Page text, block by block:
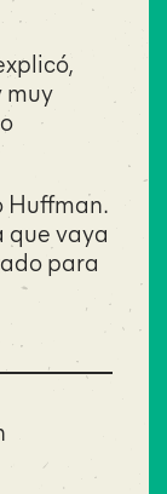
muy
Huffman.
que vaya
para